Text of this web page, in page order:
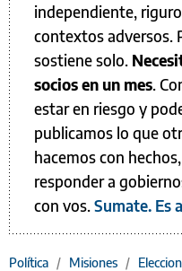
independiente,
contextos adversos.
sostiene solo.
socios en un mes.
estar en riesgo y
publicamos lo que
hacemos con
responder a
con vos.Sumate. Es
Política / Misiones /